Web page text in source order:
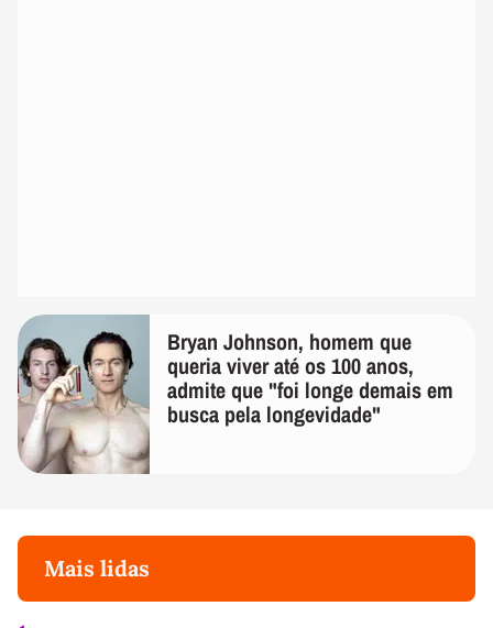
Bryan Johnson, homem que
queria viver até os 100 anos,
admite que "foi longe demais em
busca pela longevidade"
Mais lidas